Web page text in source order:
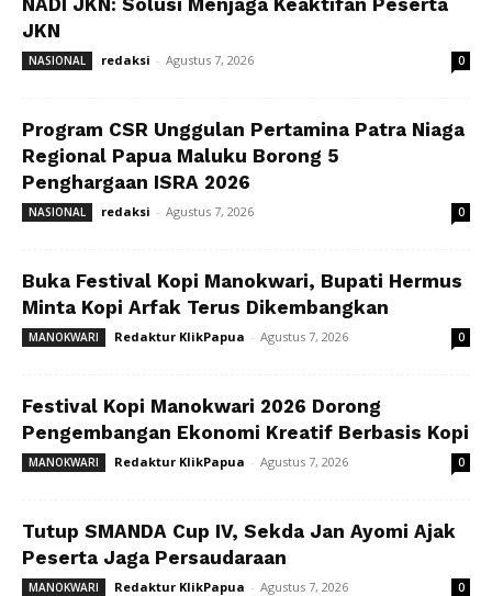
NADI JKN: Solusi Menjaga Keaktifan Peserta
JKN
NASIONAL redaksi - Agustus 7, 2026 0
Program CSR Unggulan Pertamina Patra Niaga
Regional Papua Maluku Borong 5
Penghargaan ISRA 2026
NASIONAL redaksi - Agustus 7, 2026 0
Buka Festival Kopi Manokwari, Bupati Hermus
Minta Kopi Arfak Terus Dikembangkan
MANOKWARI Redaktur KlikPapua - Agustus 7, 2026 0
Festival Kopi Manokwari 2026 Dorong
Pengembangan Ekonomi Kreatif Berbasis Kopi
MANOKWARI Redaktur KlikPapua - Agustus 7, 2026 0
Tutup SMANDA Cup IV, Sekda Jan Ayomi Ajak
Peserta Jaga Persaudaraan
MANOKWARI Redaktur KlikPapua - Agustus 7, 2026 0